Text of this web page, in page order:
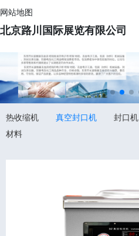
网站地图
北京路川国际展览有限公司
热收缩机 真空封口机 封口机
材料